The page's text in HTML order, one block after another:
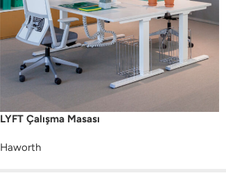
LYFT Çalışma Masası
Haworth